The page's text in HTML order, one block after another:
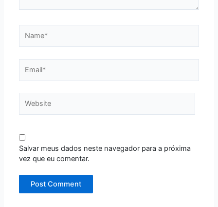
Salvar meus dados neste navegador para a próxima
vez que eu comentar.